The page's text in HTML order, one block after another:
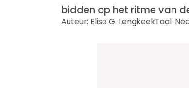
bidden op het ritme van
Auteur: Elise G. LengkeekTaal: